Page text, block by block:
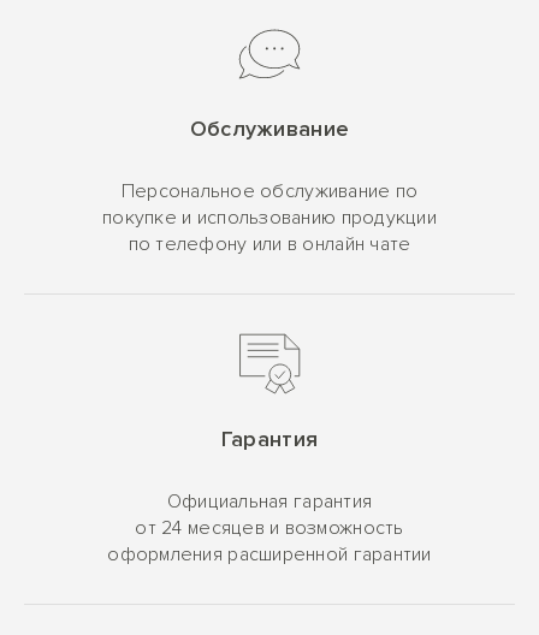
Обслуживание
Персональное обслуживание по
покупке и использованию продукции
по телефону или в онлайн чате
Гарантия
Официальная гарантия
от 24 месяцев и возможность
оформления расширенной гарантии